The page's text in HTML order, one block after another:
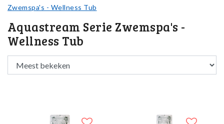
Zwemspa's - Wellness Tub
Aquastream Serie Zwemspa's -
Wellness Tub